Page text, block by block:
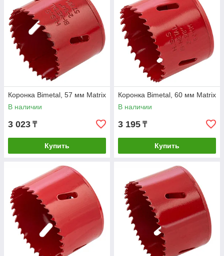
Коронка Bimetal, 57 мм Matrix
В наличии
3 023 ₸
Купить
Коронка Bimetal, 60 мм Matrix
В наличии
3 195 ₸
Купить